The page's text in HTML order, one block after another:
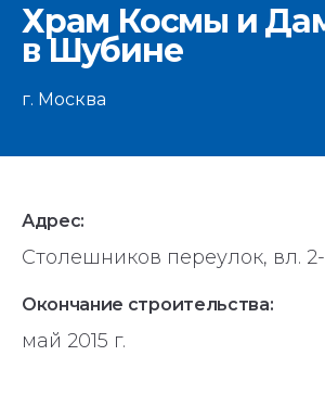
Храм Космы и
в Шубине
г. Москва
Адрес:
Столешников переулок, вл.
Окончание строительства:
май 2015 г.